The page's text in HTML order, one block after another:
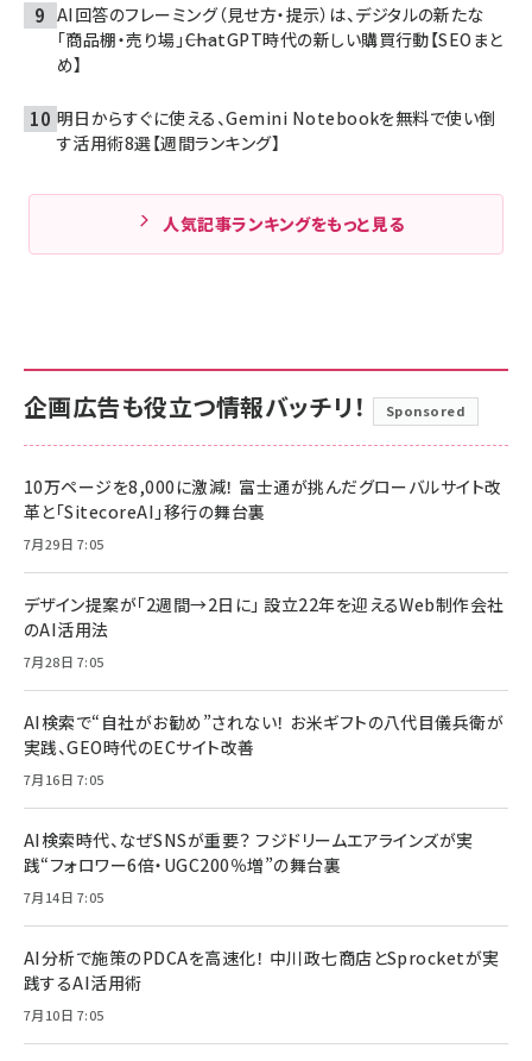
AI回答のフレーミング（見せ方・提示）は、デジタルの新たな
「商品棚・売り場」――ChatGPT時代の新しい購買行動【SEOまと
め】
明日からすぐに使える、Gemini Notebookを無料で使い倒
す活用術8選【週間ランキング】
人気記事ランキングをもっと見る
企画広告も役立つ情報バッチリ！ Sponsored
10万ページを8,000に激減！ 富士通が挑んだグローバルサイト改
革と「SitecoreAI」移行の舞台裏
7月29日 7:05
デザイン提案が「2週間→2日に」 設立22年を迎えるWeb制作会社
のAI活用法
7月28日 7:05
AI検索で“自社がお勧め”されない！ お米ギフトの八代目儀兵衛が
実践、GEO時代のECサイト改善
7月16日 7:05
AI検索時代、なぜSNSが重要？ フジドリームエアラインズが実
践“フォロワー6倍・UGC200％増”の舞台裏
7月14日 7:05
AI分析で施策のPDCAを高速化！ 中川政七商店とSprocketが実
践するAI活用術
7月10日 7:05